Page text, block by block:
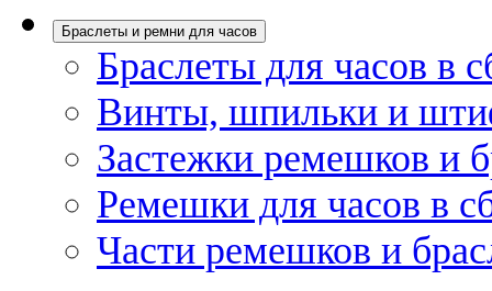
Браслеты и ремни для часов
Браслеты для часов в
Винты, шпильки и
Застежки ремешков и
Ремешки для часов в
Части ремешков и